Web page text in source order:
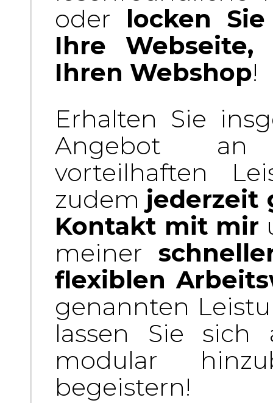
oder locken
Ihre
Ihren Webshop!
Erhalten Sie
Angebot an
vorteilhaften
zudem jederzeit
Kontakt mit mir
meiner
flexiblen
genannten
lassen Sie
modular
begeistern!